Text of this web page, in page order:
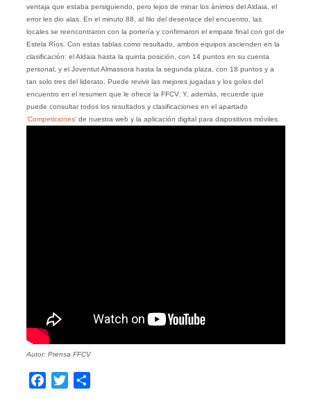
ventaja que estaba persiguiendo, pero lejos de minar los ánimos del Aldaia, el
error les dio alas. En el minuto 88, al filo del desenlace del encuentro, las
locales se reencontraron con la portería y confirmaron el empate final con gol de
Estela Ríos. Con estas tablas como resultado, ambos equipos ascienden en la
clasificación: el Aldaia hasta la quinta posición, con 14 puntos en su cuenta
personal, y el Joventut Almassora hasta la segunda plaza, con 18 puntos y a
tan solo tres del liderato. Puede revivir las mejores jugadas y los goles del
encuentro en el resumen que le ofrece la FFCV. Y, además, recuerde que
puede consultar todos los resultados y clasificaciones en el apartado
‘Competiciones’ de nuestra web y la aplicación digital para dispositivos móviles.
Autor: Prensa FFCV
Facebook
Twitter